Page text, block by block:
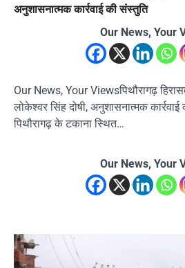
अनुशासनात्मक कार्रवाई की संस्तुति
Our News, Your
Our News, Your Viewsपिथौरागढ़
लोकेश्वर सिंह दोषी, अनुशासनात्मक
पिथौरागढ़ के टकाना स्थित…
Our News, Your